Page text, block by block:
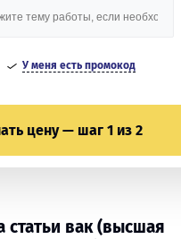
У меня есть промокод
цену — шаг 1 из 2
статьи вак (высшая